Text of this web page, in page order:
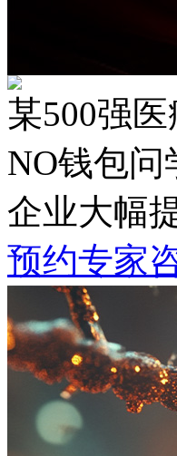
某500强
NO钱包
企业大幅
预约专家